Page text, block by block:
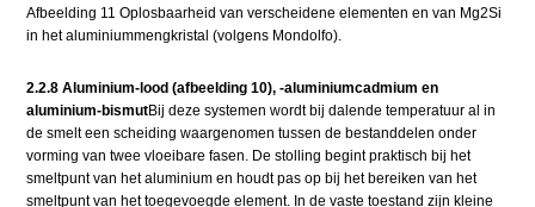
Afbeelding 11 Oplosbaarheid van verscheidene elementen en van Mg2Si
in het aluminiummengkristal (volgens Mondolfo).
2.2.8 Aluminium-lood (afbeelding 10), -aluminiumcadmium en
aluminium-bismutBij deze systemen wordt bij dalende temperatuur al in
de smelt een scheiding waargenomen tussen de bestanddelen onder
vorming van twee vloeibare fasen. De stolling begint praktisch bij het
smeltpunt van het aluminium en houdt pas op bij het bereiken van het
smeltpunt van het toegevoegde element. In de vaste toestand zijn kleine